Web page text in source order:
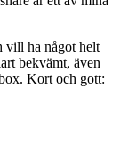
vill ha något helt
bekvämt, även
Kort och gott: